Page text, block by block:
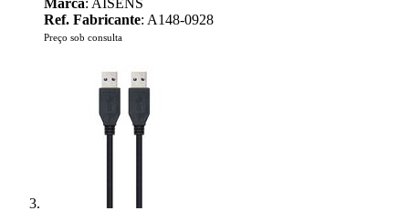
Marca: AISENS
Ref. Fabricante: A148-0928
Preço sob consulta